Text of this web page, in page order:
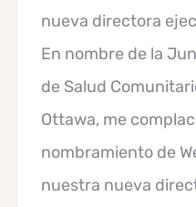
nueva directora
En nombre de la
de Salud
Ottawa, me
nombramiento de
nuestra nueva